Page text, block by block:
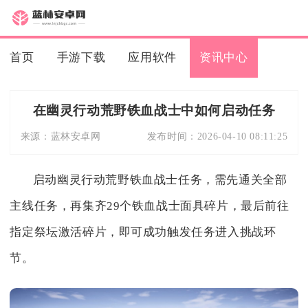
首页 手游下载 应用软件 资讯中心
在幽灵行动荒野铁血战士中如何启动任务
来源： 蓝林安卓网 发布时间： 2026-04-10 08:11:25
启动幽灵行动荒野铁血战士任务，需先通关全部
主线任务，再集齐29个铁血战士面具碎片，最后前往
指定祭坛激活碎片，即可成功触发任务进入挑战环
节。